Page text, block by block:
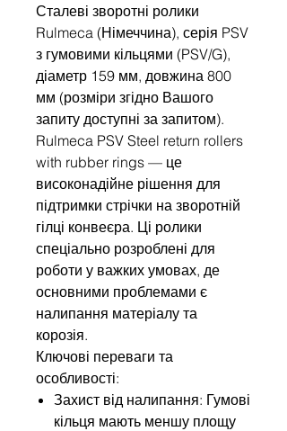
Сталеві зворотні ролики
Rulmeca (Німеччина), серія PSV
з гумовими кільцями (PSV/G),
діаметр 159 мм, довжина 800
мм (розміри згідно Вашого
запиту доступні за запитом).
Rulmeca PSV Steel return rollers
with rubber rings — це
високонадійне рішення для
підтримки стрічки на зворотній
гілці конвеєра. Ці ролики
спеціально розроблені для
роботи у важких умовах, де
основними проблемами є
налипання матеріалу та
корозія.
Ключові переваги та
особливості:
Захист від налипання: Гумові
кільця мають меншу площу